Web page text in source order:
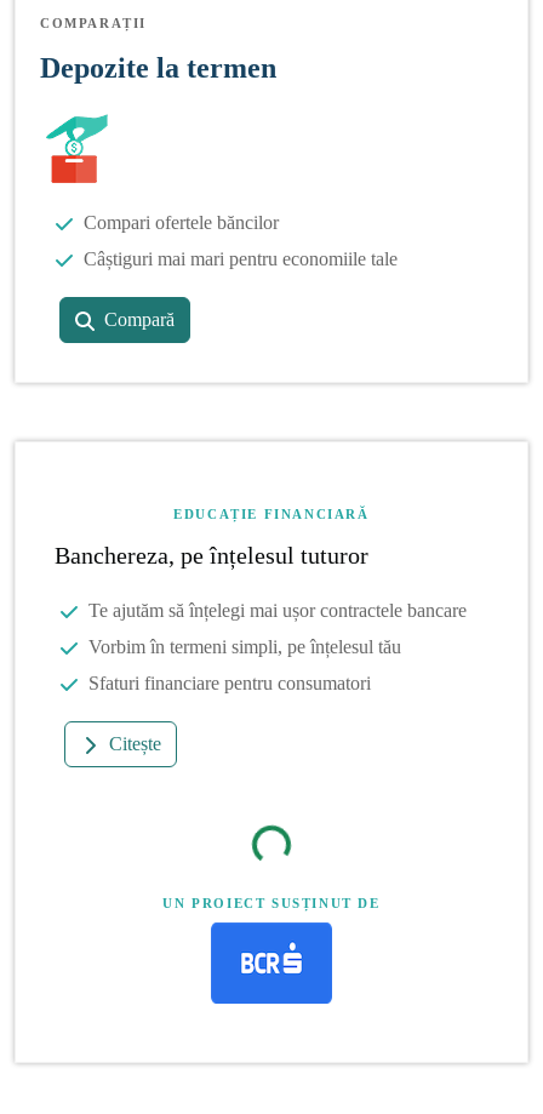
COMPARAȚII
Depozite la termen
Compari ofertele băncilor
Câștiguri mai mari pentru economiile tale
Compară
EDUCAȚIE FINANCIARĂ
Banchereza, pe înțelesul tuturor
Te ajutăm să înțelegi mai ușor contractele bancare
Vorbim în termeni simpli, pe înțelesul tău
Sfaturi financiare pentru consumatori
Citește
UN PROIECT SUSȚINUT DE